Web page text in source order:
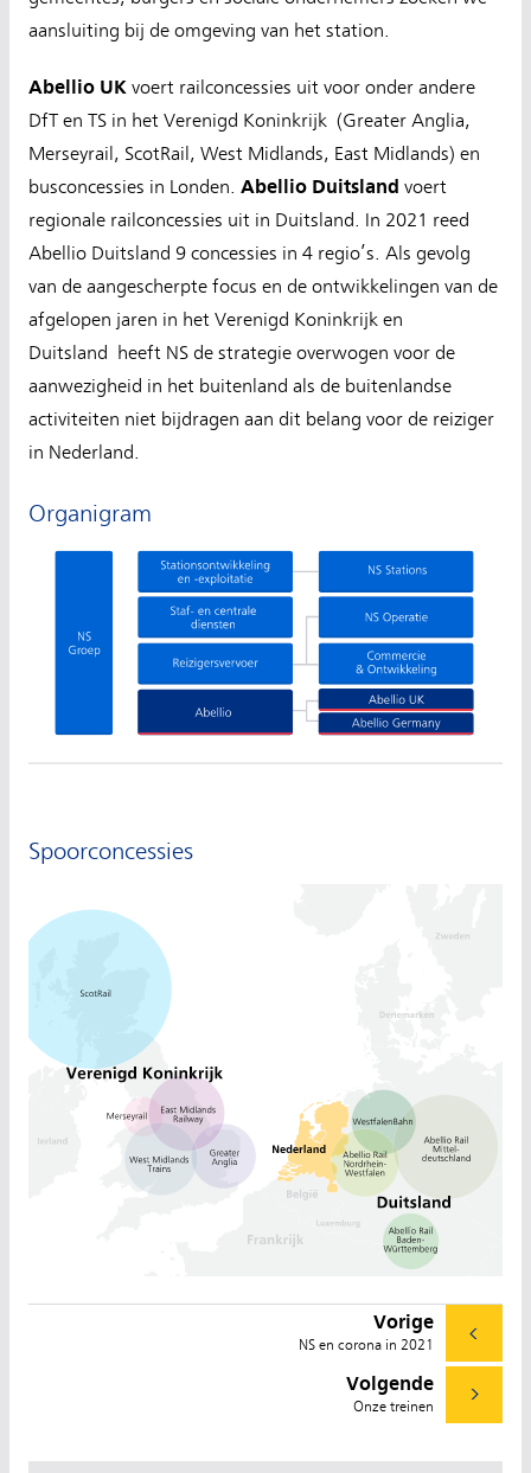
aansluiting bij de omgeving van het station.
Abellio UK voert railconcessies uit voor onder andere
DfT en TS in het Verenigd Koninkrijk (Greater Anglia,
Merseyrail, ScotRail, West Midlands, East Midlands) en
busconcessies in Londen. Abellio Duitsland voert
regionale railconcessies uit in Duitsland. In 2021 reed
Abellio Duitsland 9 concessies in 4 regio’s. Als gevolg
van de aangescherpte focus en de ontwikkelingen van de
afgelopen jaren in het Verenigd Koninkrijk en
Duitsland heeft NS de strategie overwogen voor de
aanwezigheid in het buitenland als de buitenlandse
activiteiten niet bijdragen aan dit belang voor de reiziger
in Nederland.
Organigram
Spoorconcessies
Vorige
NS en corona in 2021
Volgende
Onze treinen